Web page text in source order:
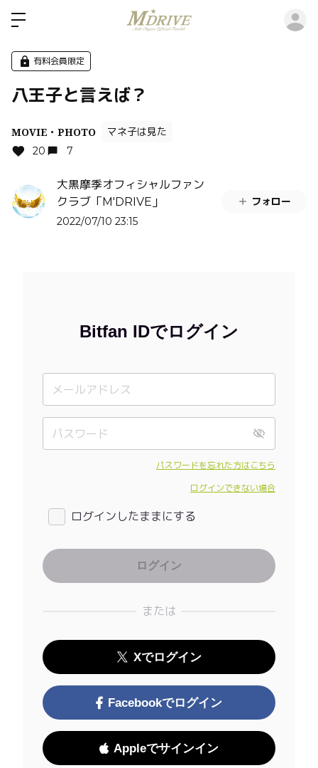
有料会員限定
八王子と言えば？
MOVIE・PHOTO
マネ子は見た
20
7
大黒摩季オフィシャルファン
クラブ「M'DRIVE」
2022/07/10 23:15
フォロー
Bitfan IDでログイン
パスワードを忘れた方はこちら
ログインできない場合
ログインしたままにする
または
Xでログイン
Facebookでログイン
Appleでサインイン